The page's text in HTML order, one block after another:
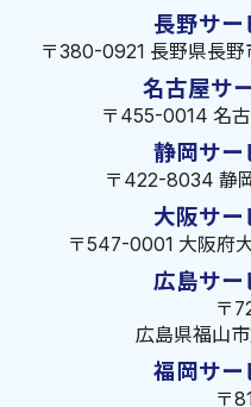
長野サー
〒380-0921 長野県長
名古屋サ
〒455-0014 名
静岡サー
〒422-8034 静
大阪サー
〒547-0001 大阪府
広島サー
〒
広島県福山
福岡サー
〒